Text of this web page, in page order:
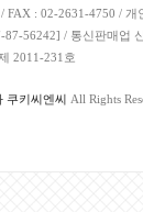
FAX : 02-2631-4750 /
87-56242] / 통신판매업
2011-231호
쿠키씨엔씨 All Rights